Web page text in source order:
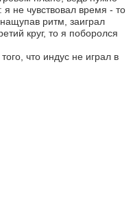
не чувствовал время - то
ритм, заиграл
круг, то я поборолся
что индус не играл в